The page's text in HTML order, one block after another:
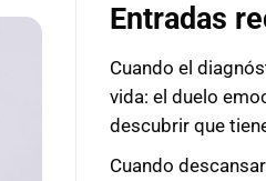
Entradas
Cuando el
vida: el duelo
descubrir que
Cuando